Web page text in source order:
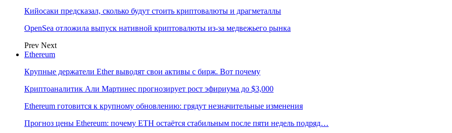
Кийосаки предсказал, сколько будут стоить криптовалюты и драгметаллы
OpenSea отложила выпуск нативной криптовалюты из-за медвежьего рынка
Prev Next
Ethereum
Крупные держатели Ether выводят свои активы с бирж. Вот почему
Криптоаналитик Али Мартинес прогнозирует рост эфириума до $3,000
Ethereum готовится к крупному обновлению: грядут незначительные изменения
Прогноз цены Ethereum: почему ETH остаётся стабильным после пяти недель подряд…